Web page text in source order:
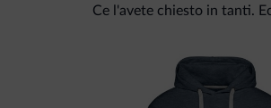
Ce l'avete chiesto in tanti.